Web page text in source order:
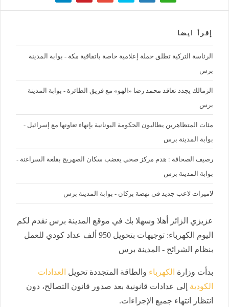
إقرأ ايضا
الرئاسة التركية تطلق حملة إعلامية خاصة باتفاقية مكة - بوابة المدينة
برس
الزمالك يجدد تعاقد محمد رضا «الهو» مع فريق الطائرة - بوابة المدينة
برس
مئات المتظاهرين يطالبون الحكومة اليونانية بإنهاء تعاونها مع إسرائيل -
بوابة المدينة برس
رصيف الصحافة : هدم مركز صحي يغضب سكان الصهريج بقلعة السراغنة -
بوابة المدينة برس
لاميرات لاعب جديد في نهضة بركان - بوابة المدينة برس
عزيزي الزائر أهلا وسهلا بك في موقع المدينة برس نقدم لكم
اليوم الكهرباء: توجيهات بتحويل 950 ألف عداد كودي للعمل
بنظام الشرائح - المدينة برس
بدأت وزارة الكهرباء والطاقة المتجددة تحويل العدادات
الكودية إلى عدادات قانونية بعد صدور قانون التصالح، دون
انتظار انتهاء جميع الإجراءات.